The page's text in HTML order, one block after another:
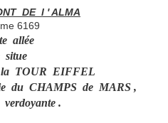
DE l ' ALMA
allée
situe
TOUR EIFFEL
du CHAMPS de MARS ,
.